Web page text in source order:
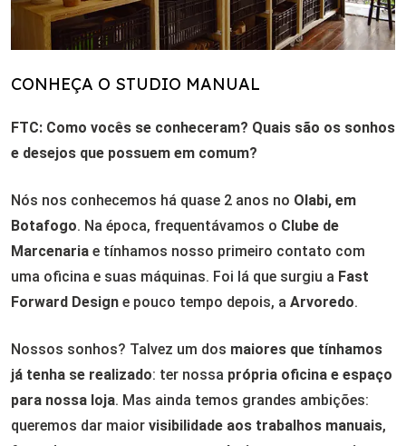
CONHEÇA O STUDIO MANUAL
FTC: Como vocês se conheceram? Quais são os sonhos
e desejos que possuem em comum?
Nós nos conhecemos há quase 2 anos no Olabi, em
Botafogo. Na época, frequentávamos o Clube de
Marcenaria e tínhamos nosso primeiro contato com
uma oficina e suas máquinas. Foi lá que surgiu a Fast
Forward Design e pouco tempo depois, a Arvoredo.
Nossos sonhos? Talvez um dos maiores que tínhamos
já tenha se realizado: ter nossa própria oficina e espaço
para nossa loja. Mas ainda temos grandes ambições:
queremos dar maior visibilidade aos trabalhos manuais,